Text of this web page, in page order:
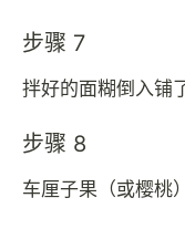
步骤 7
拌好的面糊倒入铺
步骤 8
车厘子果（或樱桃